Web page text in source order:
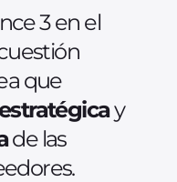
3 en el
que
y
de las